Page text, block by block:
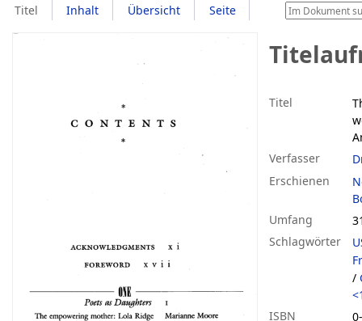
Titel Inhalt Übersicht Seite
Titel
Verfasser
Erschienen
Umfang
Schlagwörter
/
ISBN